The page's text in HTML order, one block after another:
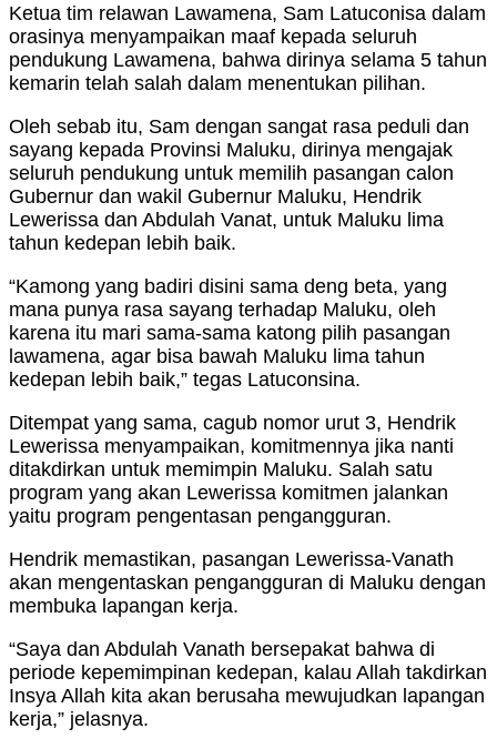
Ketua tim relawan Lawamena, Sam Latuconisa dalam
orasinya menyampaikan maaf kepada seluruh
pendukung Lawamena, bahwa dirinya selama 5 tahun
kemarin telah salah dalam menentukan pilihan.
Oleh sebab itu, Sam dengan sangat rasa peduli dan
sayang kepada Provinsi Maluku, dirinya mengajak
seluruh pendukung untuk memilih pasangan calon
Gubernur dan wakil Gubernur Maluku, Hendrik
Lewerissa dan Abdulah Vanat, untuk Maluku lima
tahun kedepan lebih baik.
“Kamong yang badiri disini sama deng beta, yang
mana punya rasa sayang terhadap Maluku, oleh
karena itu mari sama-sama katong pilih pasangan
lawamena, agar bisa bawah Maluku lima tahun
kedepan lebih baik,” tegas Latuconsina.
Ditempat yang sama, cagub nomor urut 3, Hendrik
Lewerissa menyampaikan, komitmennya jika nanti
ditakdirkan untuk memimpin Maluku. Salah satu
program yang akan Lewerissa komitmen jalankan
yaitu program pengentasan pengangguran.
Hendrik memastikan, pasangan Lewerissa-Vanath
akan mengentaskan pengangguran di Maluku dengan
membuka lapangan kerja.
“Saya dan Abdulah Vanath bersepakat bahwa di
periode kepemimpinan kedepan, kalau Allah takdirkan
Insya Allah kita akan berusaha mewujudkan lapangan
kerja,” jelasnya.